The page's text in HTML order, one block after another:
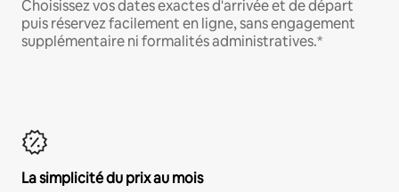
Choisissez vos dates exactes d'arrivée et de départ
puis réservez facilement en ligne, sans engagement
supplémentaire ni formalités administratives.*
La simplicité du prix au mois